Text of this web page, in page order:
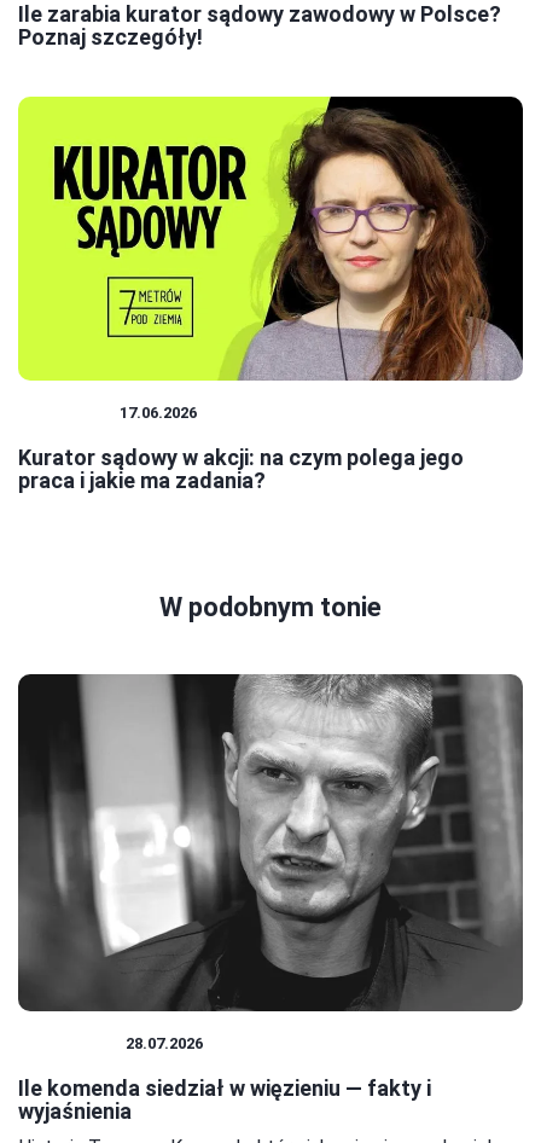
Ile zarabia kurator sądowy zawodowy w Polsce?
Poznaj szczegóły!
17.06.2026
Kurator sądowy w akcji: na czym polega jego
praca i jakie ma zadania?
W podobnym tonie
28.07.2026
Ile komenda siedział w więzieniu — fakty i
wyjaśnienia